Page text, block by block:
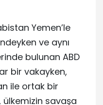
Yemen’le
ve aynı
bulunan ABD
bir vakayken,
ile ortak bir
ülkemizin savaşa